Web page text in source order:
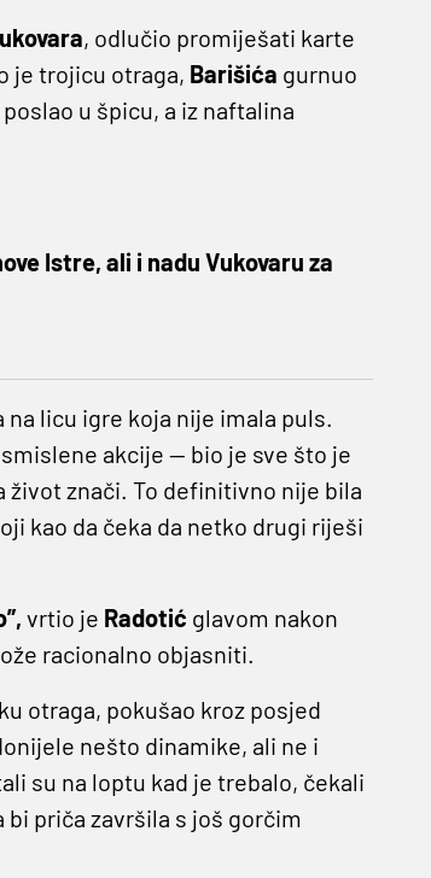
, odlučio promiješati karte
je trojicu otraga, Barišića gurnuo
poslao u špicu, a iz naftalina
Istre, ali i nadu Vukovaru za
licu igre koja nije imala puls.
akcije — bio je sve što je
znači. To definitivno nije bila
kao da čeka da netko drugi riješi
vrtio je Radotić glavom nakon
racionalno objasniti.
otraga, pokušao kroz posjed
nešto dinamike, ali ne i
su na loptu kad je trebalo, čekali
priča završila s još gorčim